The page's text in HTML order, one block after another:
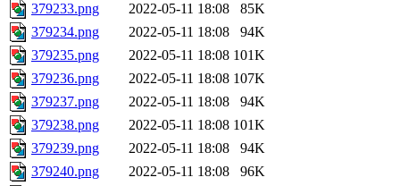
379233.png
2022-05-11 18:08
85K
379234.png
2022-05-11 18:08
94K
379235.png
2022-05-11 18:08 101K
379236.png
2022-05-11 18:08 107K
379237.png
2022-05-11 18:08
94K
379238.png
2022-05-11 18:08 101K
379239.png
2022-05-11 18:08
94K
379240.png
2022-05-11 18:08
96K